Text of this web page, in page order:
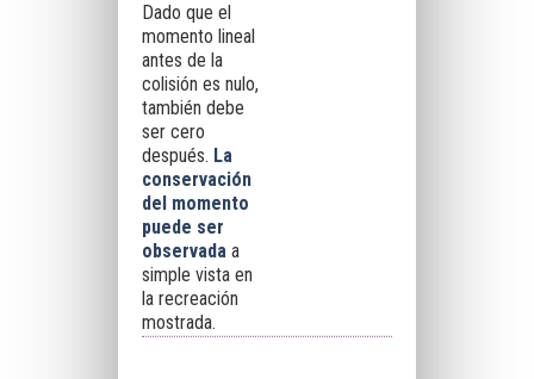
Dado que el
momento lineal
antes de la
colisión es nulo,
también debe
ser cero
después. La
conservación
del momento
puede ser
observadaa
simple vista en
la recreación
mostrada.